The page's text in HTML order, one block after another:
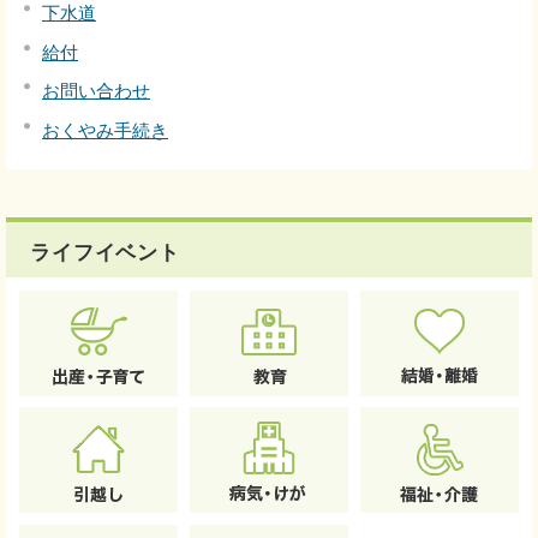
下水道
給付
お問い合わせ
おくやみ手続き
ライフイベント